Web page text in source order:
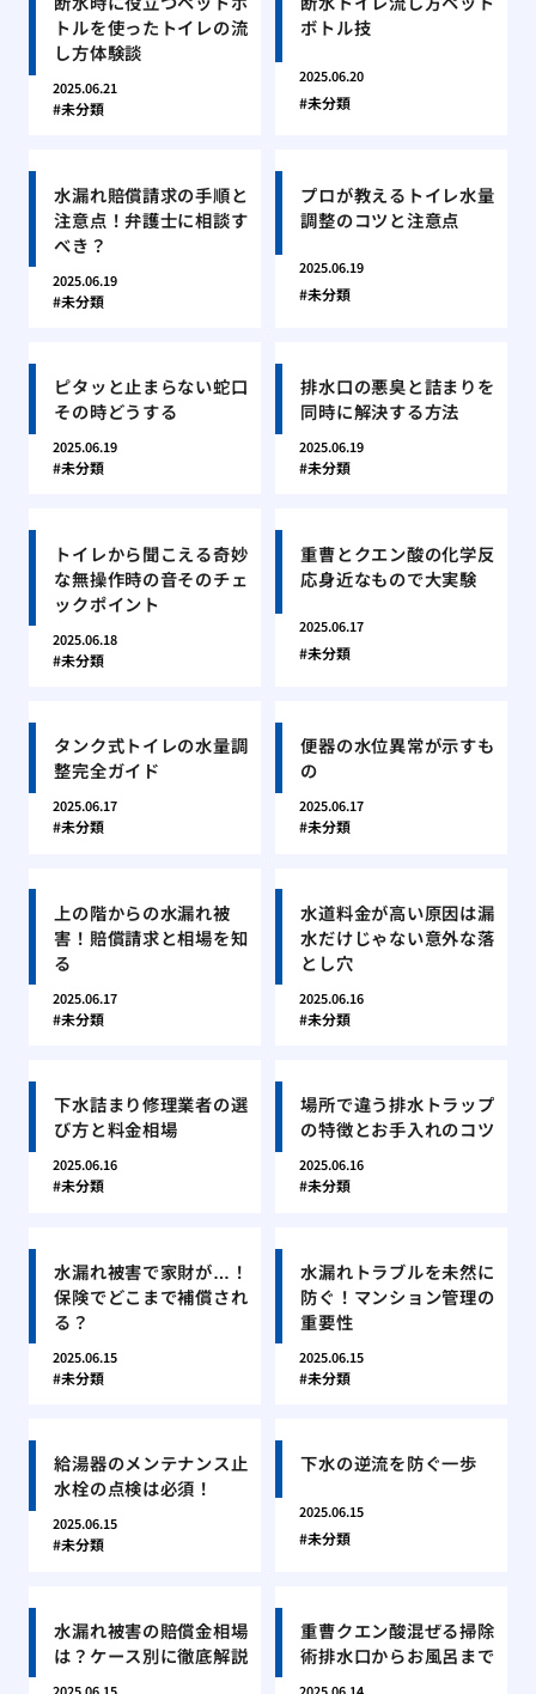
トルを使ったトイレの流
し方体験談
2025.06.21
未分類
ボトル技
2025.06.20
未分類
水漏れ賠償請求の手順と
注意点！弁護士に相談す
べき？
2025.06.19
未分類
プロが教えるトイレ水量
調整のコツと注意点
2025.06.19
未分類
ピタッと止まらない蛇口
その時どうする
2025.06.19
未分類
排水口の悪臭と詰まりを
同時に解決する方法
2025.06.19
未分類
トイレから聞こえる奇妙
な無操作時の音そのチェ
ックポイント
2025.06.18
未分類
重曹とクエン酸の化学反
応身近なもので大実験
2025.06.17
未分類
タンク式トイレの水量調
整完全ガイド
2025.06.17
未分類
便器の水位異常が示すも
の
2025.06.17
未分類
上の階からの水漏れ被
害！賠償請求と相場を知
る
2025.06.17
未分類
水道料金が高い原因は漏
水だけじゃない意外な落
とし穴
2025.06.16
未分類
下水詰まり修理業者の選
び方と料金相場
2025.06.16
未分類
場所で違う排水トラップ
の特徴とお手入れのコツ
2025.06.16
未分類
水漏れ被害で家財が…！
保険でどこまで補償され
る？
2025.06.15
未分類
水漏れトラブルを未然に
防ぐ！マンション管理の
重要性
2025.06.15
未分類
給湯器のメンテナンス止
水栓の点検は必須！
2025.06.15
未分類
下水の逆流を防ぐ一歩
2025.06.15
未分類
水漏れ被害の賠償金相場
は？ケース別に徹底解説
重曹クエン酸混ぜる掃除
術排水口からお風呂まで